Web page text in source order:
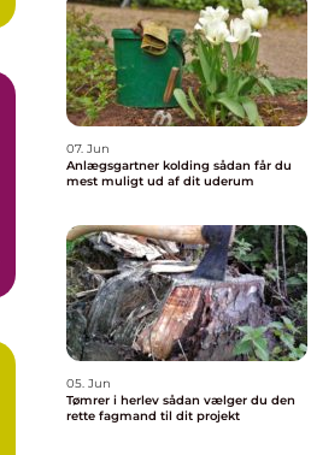
07. Jun
Anlægsgartner kolding sådan får du
mest muligt ud af dit uderum
05. Jun
Tømrer i herlev sådan vælger du den
rette fagmand til dit projekt